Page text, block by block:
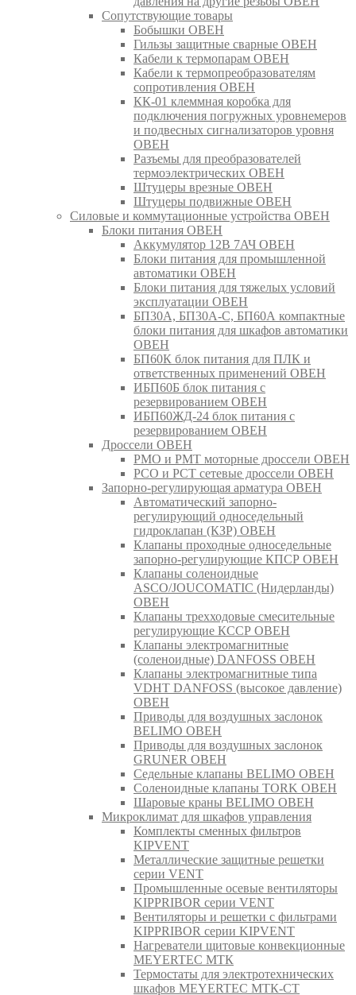
Сопутствующие товары
Бобышки ОВЕН
Гильзы защитные сварные ОВЕН
Кабели к термопарам ОВЕН
Кабели к термопреобразователям
сопротивления ОВЕН
КК-01 клеммная коробка для
подключения погружных уровнемеров
и подвесных сигнализаторов уровня
ОВЕН
Разъемы для преобразователей
термоэлектрических ОВЕН
Штуцеры врезные ОВЕН
Штуцеры подвижные ОВЕН
Силовые и коммутационные устройства ОВЕН
Блоки питания ОВЕН
Аккумулятор 12В 7АЧ ОВЕН
Блоки питания для промышленной
автоматики ОВЕН
Блоки питания для тяжелых условий
эксплуатации ОВЕН
БП30А, БП30А-С, БП60А компактные
блоки питания для шкафов автоматики
ОВЕН
БП60К блок питания для ПЛК и
ответственных применений ОВЕН
ИБП60Б блок питания с
резервированием ОВЕН
ИБП60ЖД-24 блок питания с
резервированием ОВЕН
Дроссели ОВЕН
РМО и РМТ моторные дроссели ОВЕН
РСО и РСТ сетевые дроссели ОВЕН
Запорно-регулирующая арматура ОВЕН
Автоматический запорно-
регулирующий односедельный
гидроклапан (КЗР) ОВЕН
Клапаны проходные односедельные
запорно-регулирующие КПСР ОВЕН
Клапаны соленоидные
ASCO/JOUCOMATIC (Нидерланды)
ОВЕН
Клапаны трехходовые смесительные
регулирующие КССР ОВЕН
Клапаны электромагнитные
(соленоидные) DANFOSS ОВЕН
Клапаны электромагнитные типа
VDHT DANFOSS (высокое давление)
ОВЕН
Приводы для воздушных заслонок
BELIMO ОВЕН
Приводы для воздушных заслонок
GRUNER ОВЕН
Седельные клапаны BELIMO ОВЕН
Соленоидные клапаны TORK ОВЕН
Шаровые краны BELIMO ОВЕН
Микроклимат для шкафов управления
Комплекты сменных фильтров
KIPVENT
Металлические защитные решетки
серии VENT
Промышленные осевые вентиляторы
KIPPRIBOR серии VENT
Вентиляторы и решетки с фильтрами
KIPPRIBOR серии KIPVENT
Нагреватели щитовые конвекционные
MEYERTEC МТК
Термостаты для электротехнических
шкафов MEYERTEC МТК-СТ